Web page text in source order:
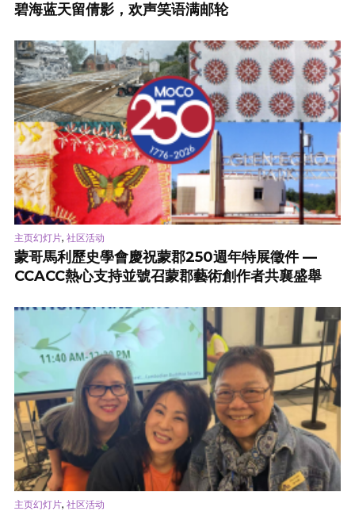
碧海蓝天留倩影，欢声笑语满邮轮
主页幻灯片, 社区活动
蒙哥馬利歷史學會慶祝蒙郡250週年特展徵件 —
CCACC熱心支持並號召蒙郡藝術創作者共襄盛舉
主页幻灯片, 社区活动